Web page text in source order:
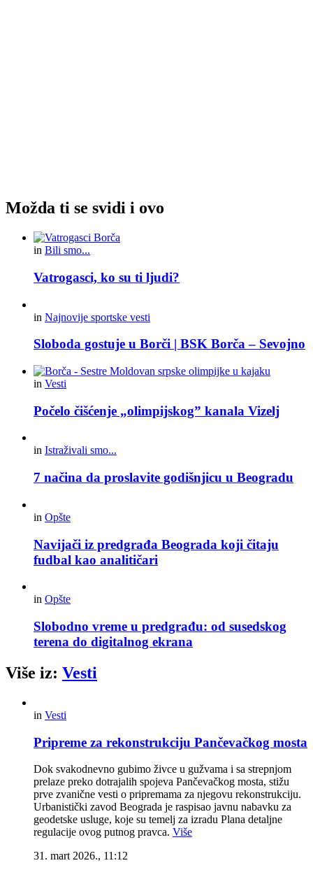
Možda ti se svidi i ovo
in Bili smo...
Vatrogasci, ko su ti ljudi?
in Najnovije sportske vesti
Sloboda gostuje u Borči | BSK Borča – Sevojno
in Vesti
Počelo čišćenje „olimpijskog” kanala Vizelj
in Istraživali smo...
7 načina da proslavite godišnjicu u Beogradu
in Opšte
Navijači iz predgrađa Beograda koji čitaju
fudbal kao analitičari
in Opšte
Slobodno vreme u predgrađu: od susedskog
terena do digitalnog ekrana
Više iz: Vesti
in Vesti
Pripreme za rekonstrukciju Pančevačkog mosta
Dok svakodnevno gubimo živce u gužvama i sa strepnjom
prelaze preko dotrajalih spojeva Pančevačkog mosta, stižu
prve zvanične vesti o pripremama za njegovu rekonstrukciju.
Urbanistički zavod Beograda je raspisao javnu nabavku za
geodetske usluge, koje su temelj za izradu Plana detaljne
regulacije ovog putnog pravca. Više
31. mart 2026., 11:12